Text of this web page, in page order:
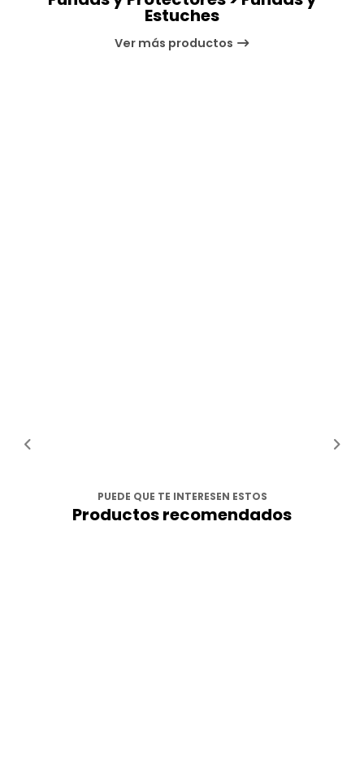
Estuches
Ver más productos
PUEDE QUE TE INTERESEN ESTOS
Productos recomendados